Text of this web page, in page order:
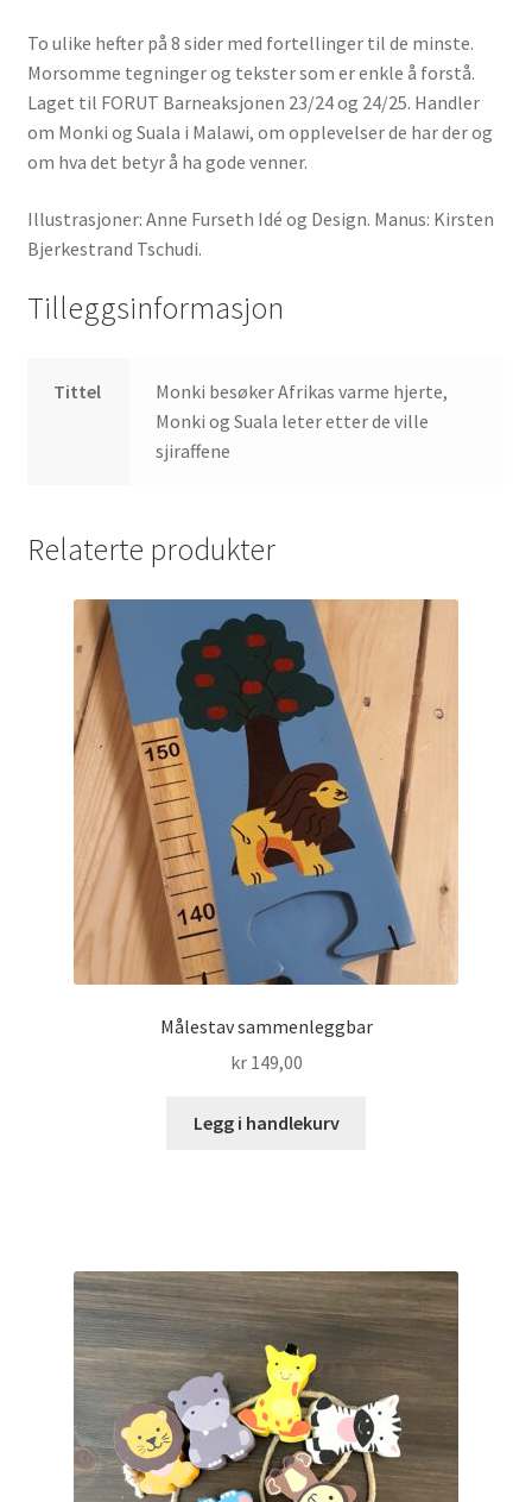
To ulike hefter på 8 sider med fortellinger til de minste.
Morsomme tegninger og tekster som er enkle å forstå.
Laget til FORUT Barneaksjonen 23/24 og 24/25. Handler
om Monki og Suala i Malawi, om opplevelser de har der og
om hva det betyr å ha gode venner.
Illustrasjoner: Anne Furseth Idé og Design. Manus: Kirsten
Bjerkestrand Tschudi.
Tilleggsinformasjon
Tittel
Monki besøker Afrikas varme hjerte,
Monki og Suala leter etter de ville
sjiraffene
Relaterte produkter
Målestav sammenleggbar
kr149,00
Legg i handlekurv